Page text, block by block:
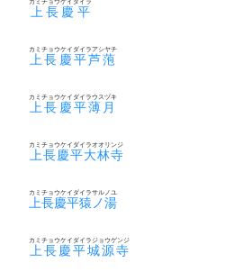
上長慶平
上長慶平芦萢
カミチョウケイダイラアシヤチ
上長慶平薄月
カミチョウケイダイラウスヅキ
上長慶平大林寺
カミチョウケイダイラオオリンジ
上長慶平猿ノ湯
カミチョウケイダイラサルノユ
上長慶平城源寺
カミチョウケイダイラジョウゲンジ